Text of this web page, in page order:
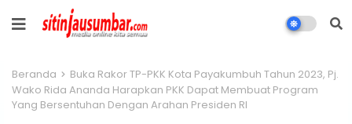
Beranda
Buka Rakor TP-PKK Kota Payakumbuh Tahun 2023, Pj.
Wako Rida Ananda Harapkan PKK Dapat Membuat Program
Yang Bersentuhan Dengan Arahan Presiden RI